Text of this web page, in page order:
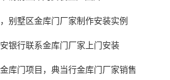
别墅区金库门厂家制作安装实例
银行联系金库门厂家上门安装
库门项目，典当行金库门厂家销售